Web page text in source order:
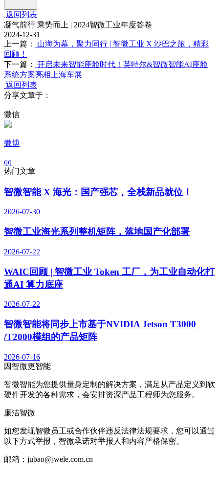
返回列表
凝气前行 乘势而上 | 2024智微工业年度答卷
2024-12-31
上一篇：
山海为幕，聚力同行 | 智微工业 X 沙巴之旅，精彩
回顾！
下一篇：
开启未来智能座舱时代！英特尔&智微智能AI座舱
系统方案亮相上海车展
返回列表
分享文章于：
微信
微博
qq
热门文章
智微智能 X 海光：国产强芯，全栈新品就位！
2026-07-30
智微工业海光系列整机矩阵，落地国产化部署
2026-07-22
WAIC回顾 | 智微工业 Token 工厂，为工业自动化打
通AI 算力底座
2026-07-22
智微智能将同步上市基于NVIDIA Jetson T3000
/T2000模组的产品矩阵
2026-07-16
因智微更智能
智微智能为您提供量身定制的解决方案，满足从产品定义到软
硬件开发的各种需求，会安排资深产品工程师为您服务。
廉洁智微
如您发现智微员工或合作伙伴违反法律法规要求，您可以通过
以下方式举报，智微承诺对举报人和内容严格保密。
邮箱：jubao@jwele.com.cn